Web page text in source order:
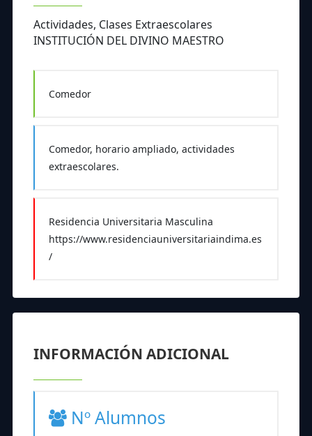
Actividades, Clases Extraescolares
INSTITUCIÓN DEL DIVINO MAESTRO
Comedor
Comedor, horario ampliado, actividades
extraescolares.
Residencia Universitaria Masculina
https://www.residenciauniversitariaindima.es
/
INFORMACIÓN ADICIONAL
Nº Alumnos